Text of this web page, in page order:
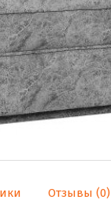
Отзывы (0)